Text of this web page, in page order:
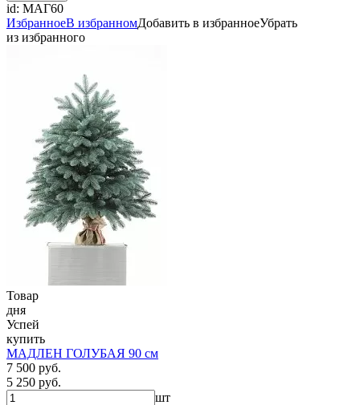
id: МАГ60
ИзбранноеВ избранномДобавить в избранноеУбрать
из избранного
Товар
дня
Успей
купить
МАДЛЕН ГОЛУБАЯ 90 см
7 500 руб.
5 250 руб.
шт